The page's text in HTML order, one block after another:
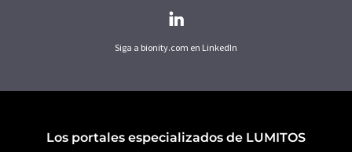
Siga a bionity.com en LinkedIn
Los portales especializados de LUMITOS